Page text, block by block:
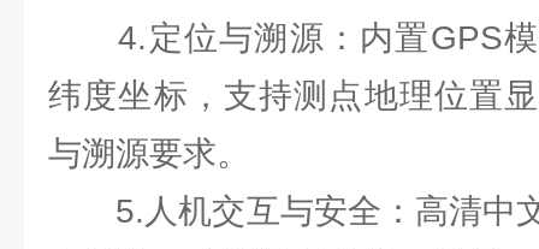
4.定位与溯源：内置GPS模
纬度坐标，支持测点地理位置
与溯源要求。
5.人机交互与安全：高清中